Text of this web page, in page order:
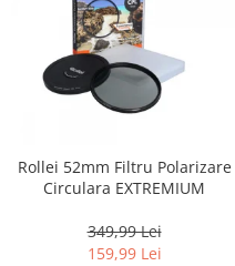
Rollei 52mm Filtru Polarizare
Circulara EXTREMIUM
349,99 Lei
159,99 Lei